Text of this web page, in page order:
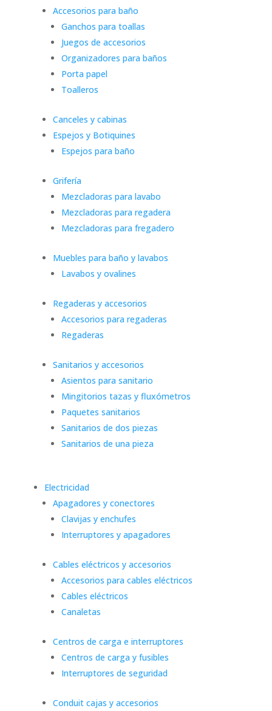
Accesorios para baño
Ganchos para toallas
Juegos de accesorios
Organizadores para baños
Porta papel
Toalleros
Canceles y cabinas
Espejos y Botiquines
Espejos para baño
Grifería
Mezcladoras para lavabo
Mezcladoras para regadera
Mezcladoras para fregadero
Muebles para baño y lavabos
Lavabos y ovalines
Regaderas y accesorios
Accesorios para regaderas
Regaderas
Sanitarios y accesorios
Asientos para sanitario
Mingitorios tazas y fluxómetros
Paquetes sanitarios
Sanitarios de dos piezas
Sanitarios de una pieza
Electricidad
Apagadores y conectores
Clavijas y enchufes
Interruptores y apagadores
Cables eléctricos y accesorios
Accesorios para cables eléctricos
Cables eléctricos
Canaletas
Centros de carga e interruptores
Centros de carga y fusibles
Interruptores de seguridad
Conduit cajas y accesorios